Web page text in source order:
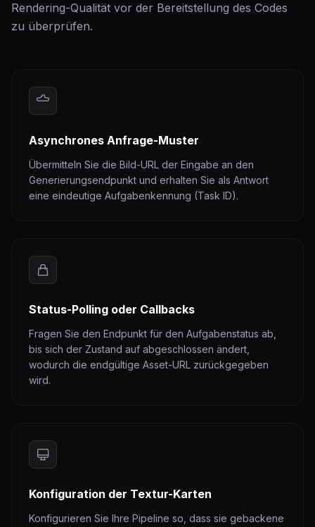
Rendering-Qualität vor der Bereitstellung des Codes
zu überprüfen.
Asynchrones Anfrage-Muster
Übermitteln Sie die Bild-URL der Eingabe an den
Generierungsendpunkt und erhalten Sie als Antwort
eine eindeutige Aufgabenkennung (Task ID).
Status-Polling oder Callbacks
Fragen Sie den Endpunkt für den Aufgabenstatus ab,
bis sich der Zustand auf abgeschlossen ändert,
wodurch die endgültige Asset-URL zurückgegeben
wird.
Konfiguration der Textur-Karten
Konfigurieren Sie Ihre Pipeline so, dass sie gebackene